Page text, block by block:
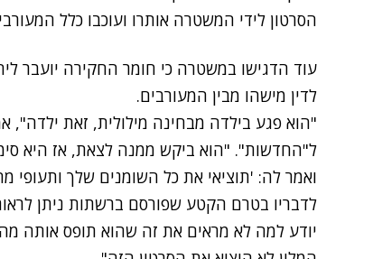
הסרטון לידי המשטרה אותרו ועוכבו כלל
עוד הדגישו במשטרה כי חומר החקירה יועבר
לדין מישהו מבין המעורבים.
"הוא פגע בילדה מבחינה מילולית, זאת
ל"החדשות". "הוא ביקש ממנה לצאת, אז היא
ואמר לה: 'תוציאי את כל השומנים שלך ותעופי
לדבריו בטרם הקטע שפורסם ברשתות ניתן
יודע למה לא מראים את זה שהוא תופס אותה